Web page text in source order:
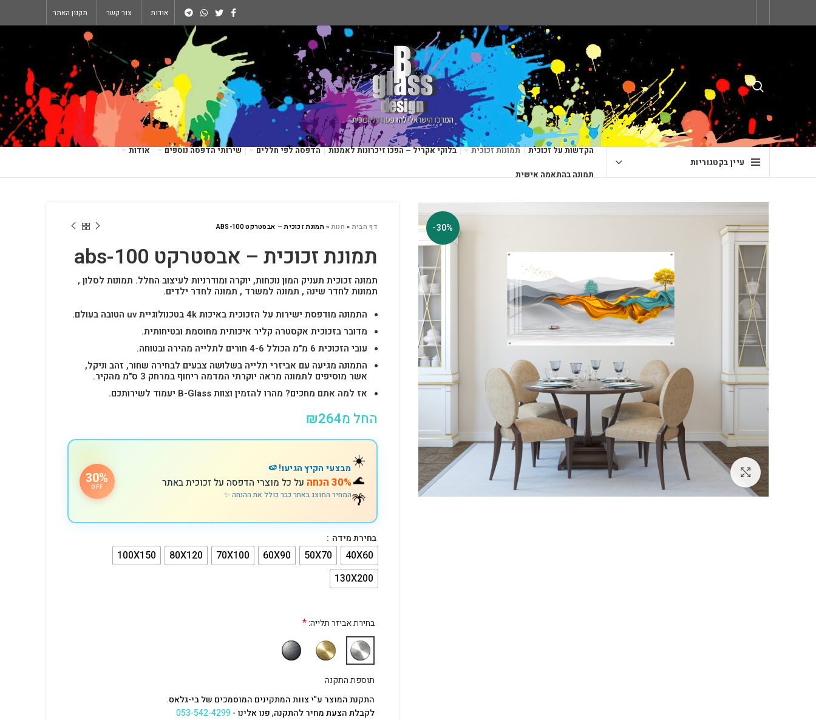
אודות צור קשר תקנון האתר
עיין בקטגוריות
הקדשות על זכוכית תמונות זכוכית בלוקי אקריל – הפכו זיכרונות לאמנות הדפסה לפי חללים שירותי הדפסה נוספים אודות
תמונה בהתאמה אישית
-30%
לחץ להגדלה
דף הבית» חנות»תמונת זכוכית – אבסטרקט ABS-100
תמונת זכוכית – אבסטרקט abs-100
תמונה זכוכית תעניק המון נוכחות, יוקרה ומודרניות לעיצוב החלל. תמונות לסלון ,
תמונות לחדר שינה , תמונה למשרד , תמונה לחדר ילדים.
התמונה מודפסת ישירות על הזכוכית באיכות 4k בטכנולוגיית uv הטובה בעולם.
מדובר בזכוכית אקסטרה קליר איכותית מחוסמת ובטיחותית.
עובי הזכוכית 6 מ"מ הכולל 4-6 חורים לתלייה מהירה ובטוחה.
התמונה מגיעה עם אביזרי תלייה בשלושה צבעים לבחירה שחור, זהב וניקל,
אשר מוסיפים לתמונה מראה יוקרתי המדמה ריחוף במרחק 3 ס"מ מהקיר.
אז למה אתם מחכים? מהרו להזמין וצוות B-Glass יעמוד לשירותכם.
החל מ ₪264
☀️
🌊
🌴
מבצעי הקיץ הגיעו! 🍉
30% הנחה על כל מוצרי הדפסה על זכוכית באתר
המחיר המוצג באתר כבר כולל את ההנחה ✨
30%
OFF
בחירת מידה
40X60
50X70
60X90
70X100
80X120
100X150
130X200
בחירת אביזר תלייה:*
תוספת התקנה
התקנת המוצר ע"י צוות המתקינים המוסמכים של בי-גלאס.
לקבלת הצעת מחיר להתקנה, פנו אלינו -053-542-4299